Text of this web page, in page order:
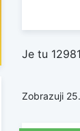
Je tu
Zobrazuji